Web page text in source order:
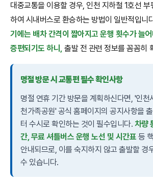
대중교통을 이용할 경우, 인천 지하철 1호선
하여 시내버스로 환승하는 방법이 일반적입니
기에는 배차 간격이 짧아지고 운행 횟수가 늘
증편되기도 하니, 출발 전 관련 정보를 꼼꼼히
명절 방문 시 교통편 필수 확인사항
명절 연휴 기간 방문을 계획하신다면, '인천
천가족공원' 공식 홈페이지의 공지사항을
터 수시로 확인하는 것이 필수입니다. 차량
간, 무료 셔틀버스 운행 노선 및 시간표 등
안내되므로, 이를 숙지하지 않고 출발할 경
수 있습니다.